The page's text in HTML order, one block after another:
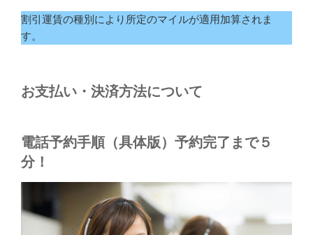
割引運賃の種別により所定のマイルが適用加算されま
す。
お支払い・決済方法について
電話予約手順（具体版）予約完了まで５
分！